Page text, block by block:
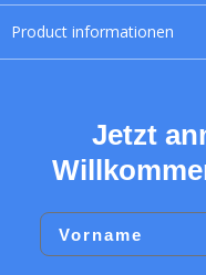
Product informationen
Jetzt
Vorname